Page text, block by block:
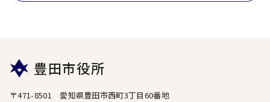
豊田市役所
〒471-8501 愛知県豊田市西町3丁目60番地